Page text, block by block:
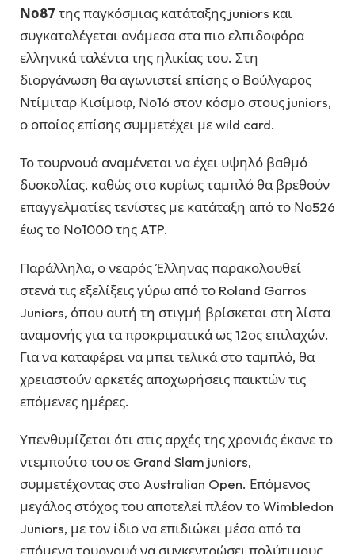
Νο87 της παγκόσμιας κατάταξης juniors και
συγκαταλέγεται ανάμεσα στα πιο ελπιδοφόρα
ελληνικά ταλέντα της ηλικίας του. Στη
διοργάνωση θα αγωνιστεί επίσης ο Βούλγαρος
Ντίμιταρ Κισίμοφ, Νο16 στον κόσμο στους juniors,
ο οποίος επίσης συμμετέχει με wild card.
Το τουρνουά αναμένεται να έχει υψηλό βαθμό
δυσκολίας, καθώς στο κυρίως ταμπλό θα βρεθούν
επαγγελματίες τενίστες με κατάταξη από το Νο526
έως το Νο1000 της ATP.
Παράλληλα, ο νεαρός Έλληνας παρακολουθεί
στενά τις εξελίξεις γύρω από το Roland Garros
Juniors, όπου αυτή τη στιγμή βρίσκεται στη λίστα
αναμονής για τα προκριματικά ως 12ος επιλαχών.
Για να καταφέρει να μπει τελικά στο ταμπλό, θα
χρειαστούν αρκετές αποχωρήσεις παικτών τις
επόμενες ημέρες.
Υπενθυμίζεται ότι στις αρχές της χρονιάς έκανε το
ντεμπούτο του σε Grand Slam juniors,
συμμετέχοντας στο Australian Open. Επόμενος
μεγάλος στόχος του αποτελεί πλέον το Wimbledon
Juniors, με τον ίδιο να επιδιώκει μέσα από τα
επόμενα τουρνουά να συγκεντρώσει πολύτιμους